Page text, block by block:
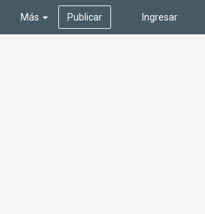
Ingresar
Más Publicar